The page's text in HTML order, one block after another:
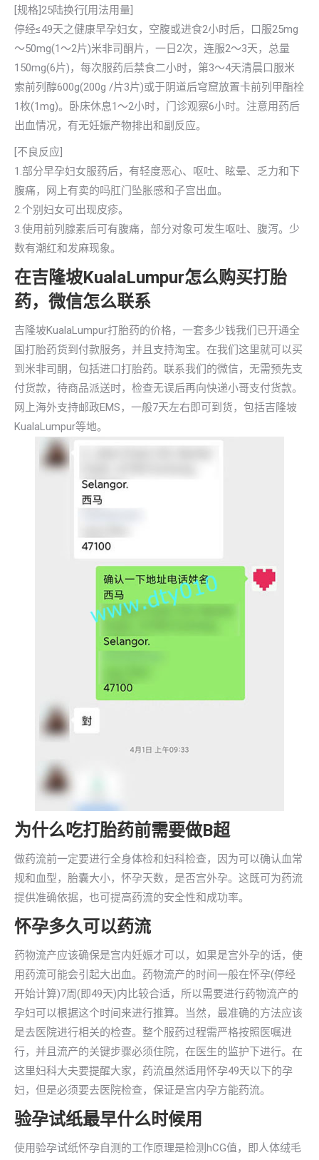
[规格]25陆换行[用法用量]
停经≤49天之健康早孕妇女，空腹或进食2小时后，口服25mg
～50mg(1～2片)米非司酮片，一日2次，连服2～3天，总量
150mg(6片)，每次服药后禁食二小时，第3～4天清晨口服米
索前列醇600g(200g /片3片)或于阴道后穹窟放置卡前列甲酯栓
1枚(1mg)。卧床休息1～2小时，门诊观察6小时。注意用药后
出血情况，有无妊娠产物排出和副反应。
[不良反应]
1.部分早孕妇女服药后，有轻度恶心、呕吐、眩晕、乏力和下
腹痛，网上有卖的吗肛门坠胀感和子宫出血。
2.个别妇女可出现皮疹。
3.使用前列腺素后可有腹痛，部分对象可发生呕吐、腹泻。少
数有潮红和发麻现象。
在吉隆坡KualaLumpur怎么购买打胎
药，微信怎么联系
吉隆坡KualaLumpur打胎药的价格，一套多少钱我们已开通全
国打胎药货到付款服务，并且支持淘宝。在我们这里就可以买
到米非司酮，包括进口打胎药。联系我们的微信，无需预先支
付货款，待商品派送时，检查无误后再向快递小哥支付货款。
网上海外支持邮政EMS，一般7天左右即可到货，包括吉隆坡
KualaLumpur等地。
为什么吃打胎药前需要做B超
做药流前一定要进行全身体检和妇科检查，因为可以确认血常
规和血型，胎囊大小，怀孕天数，是否宫外孕。这既可为药流
提供准确依据，也可提高药流的安全性和成功率。
怀孕多久可以药流
药物流产应该确保是宫内妊娠才可以，如果是宫外孕的话，使
用药流可能会引起大出血。药物流产的时间一般在怀孕(停经
开始计算)7周(即49天)内比较合适，所以需要进行药物流产的
孕妇可以根据这个时间来进行推算。当然，最准确的方法应该
是去医院进行相关的检查。整个服药过程需严格按照医嘱进
行，并且流产的关键步骤必须住院，在医生的监护下进行。在
这里妇科大夫要提醒大家，药流虽然适用怀孕49天以下的孕
妇，但是必须要去医院检查，保证是宫内孕方能药流。
验孕试纸最早什么时候用
使用验孕试纸怀孕自测的工作原理是检测hCG值，即人体绒毛